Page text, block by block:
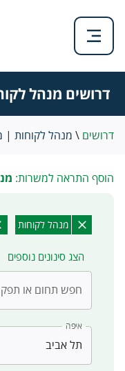
דרושים מנהל
דרושים \ מנהל לקוחות |
הוסף התראה למשרות:
מנהל לקוחות
הצג סינונים נוספים
חפש תחום או
איפה